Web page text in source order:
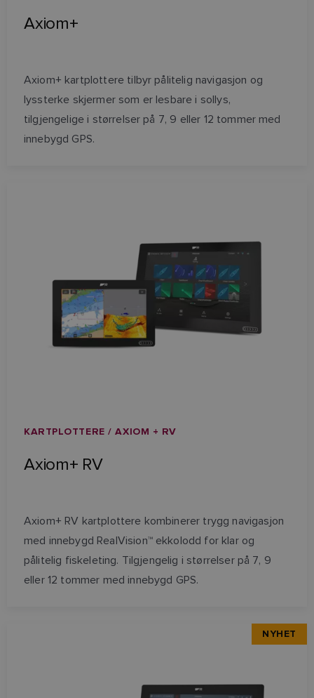
Axiom+
Axiom+ kartplottere tilbyr pålitelig navigasjon og
lyssterke skjermer som er lesbare i sollys,
tilgjengelige i størrelser på 7, 9 eller 12 tommer med
innebygd GPS.
KARTPLOTTERE / AXIOM + RV
Axiom+ RV
Axiom+ RV kartplottere kombinerer trygg navigasjon
med innebygd RealVision™ ekkolodd for klar og
pålitelig fiskeleting. Tilgjengelig i størrelser på 7, 9
eller 12 tommer med innebygd GPS.
NYHET